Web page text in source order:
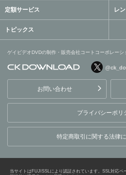
定額サービス レ
トピックス
ゲイビデオDVDの制作・販売会社コートコーポレー
ョンが運営する公式動画配
信サイト
お問い合わせ
プライバシーポリ
特定商取引に関する法律
当サイトはFUJISSLにより認証されています。SSL対応ペ